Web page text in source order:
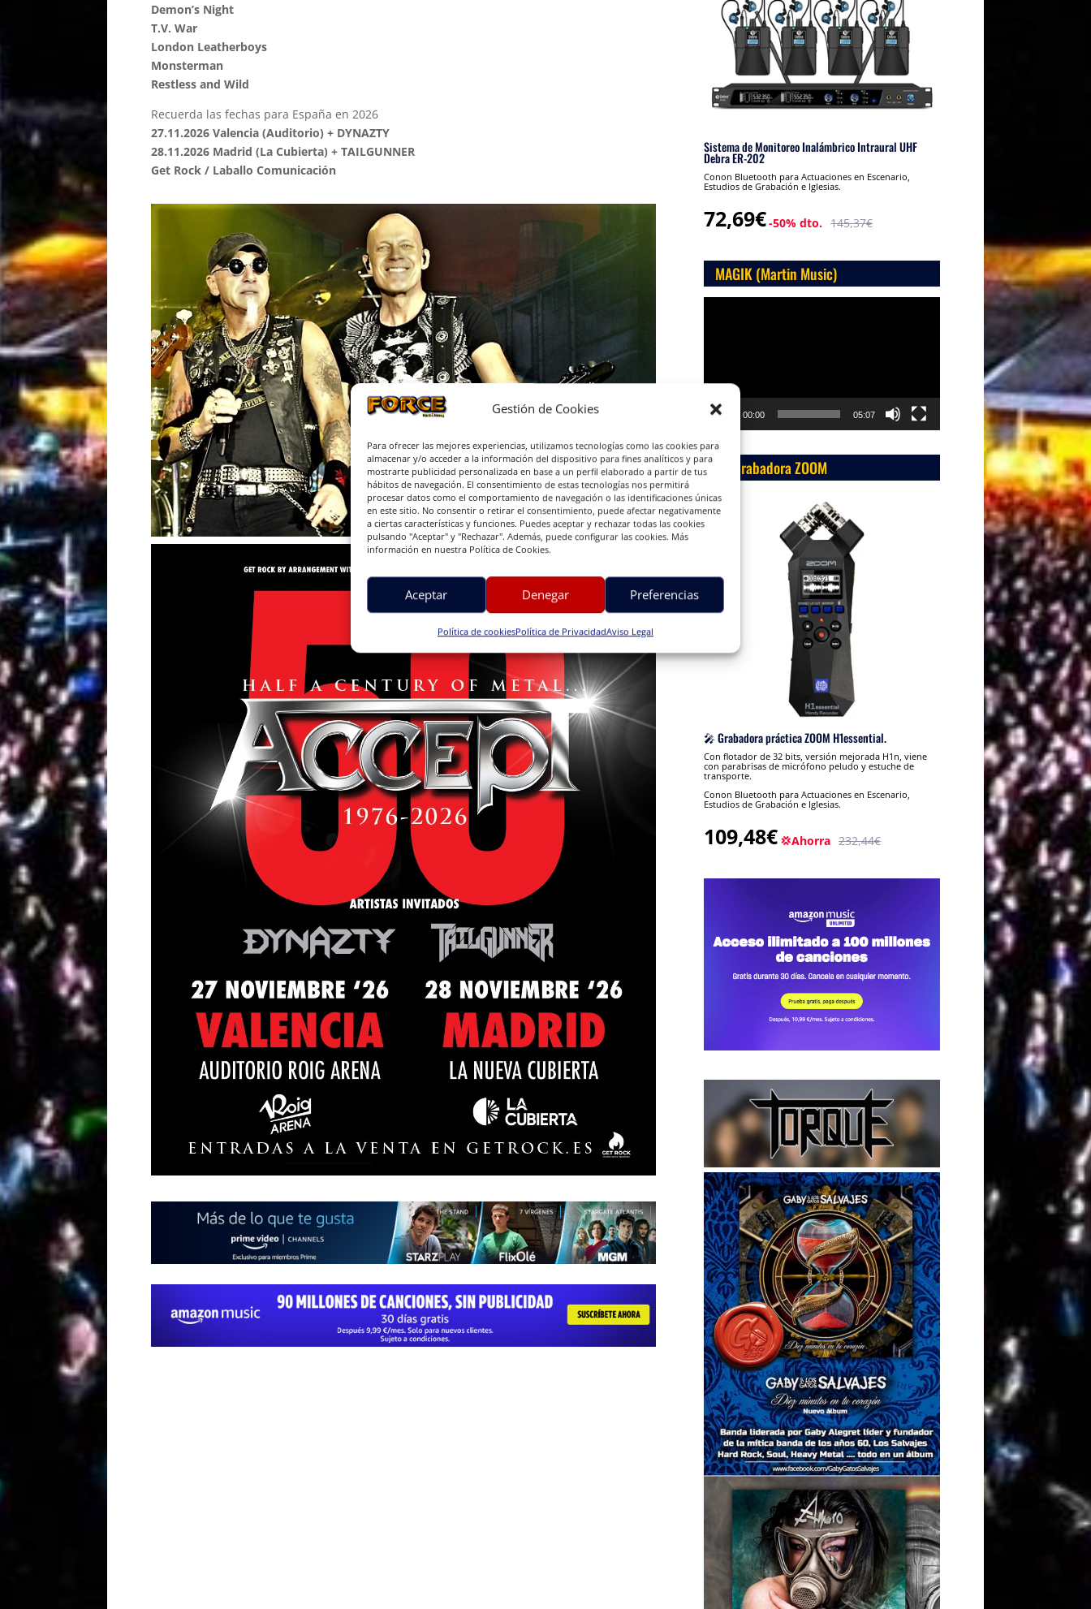
Gestión de Cookies
Para ofrecer las mejores experiencias, utilizamos tecnologías como las cookies para
almacenar y/o acceder a la información del dispositivo para fines analíticos y para
mostrarte publicidad personalizada en base a un perfil elaborado a partir de tus
hábitos de navegación. El consentimiento de estas tecnologías nos permitirá
procesar datos como el comportamiento de navegación o las identificaciones únicas
en este sitio. No consentir o retirar el consentimiento, puede afectar negativamente
a ciertas características y funciones. Puedes aceptar y rechazar todas las cookies
pulsando "Aceptar" y "Rechazar". Además, puede configurar las cookies. Más
información en nuestra Política de Cookies.
Aceptar Denegar Preferencias
Política de cookiesPolítica de PrivacidadAviso Legal
Demon’s Night
T.V. War
London Leatherboys
Monsterman
Restless and Wild
Recuerda las fechas para España en 2026
27.11.2026 Valencia (Auditorio) + DYNAZTY
28.11.2026 Madrid (La Cubierta) + TAILGUNNER
Get Rock / Laballo Comunicación
Sistema de Monitoreo Inalámbrico Intraural UHF
Debra ER-202
Conon Bluetooth para Actuaciones en Escenario,
Estudios de Grabación e Iglesias.
72,69€-50% dto. 145,37€
MAGIK (Martin Music)
00:00 05:07
💥 Grabadora ZOOM
🎤 Grabadora práctica ZOOM H1essential.
Con flotador de 32 bits, versión mejorada H1n, viene
con parabrisas de micrófono peludo y estuche de
transporte.
Conon Bluetooth para Actuaciones en Escenario,
Estudios de Grabación e Iglesias.
109,48€ 💢Ahorra 232,44€